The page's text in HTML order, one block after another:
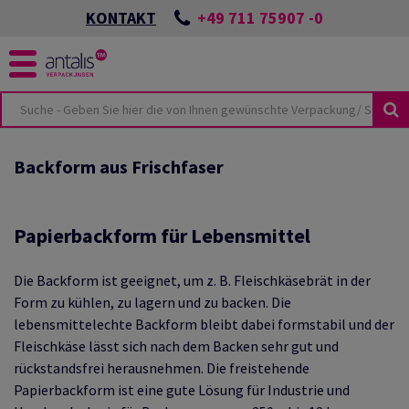
KONTAKT +49 711 75907 -0
& PALETTEN
Backform aus Frischfaser
Papierbackform für Lebensmittel
Die Backform ist geeignet, um z. B. Fleischkäsebrät in der
Form zu kühlen, zu lagern und zu backen. Die
lebensmittelechte Backform bleibt dabei formstabil und der
Fleischkäse lässt sich nach dem Backen sehr gut und
rückstandsfrei herausnehmen. Die freistehende
Papierbackform ist eine gute Lösung für Industrie und